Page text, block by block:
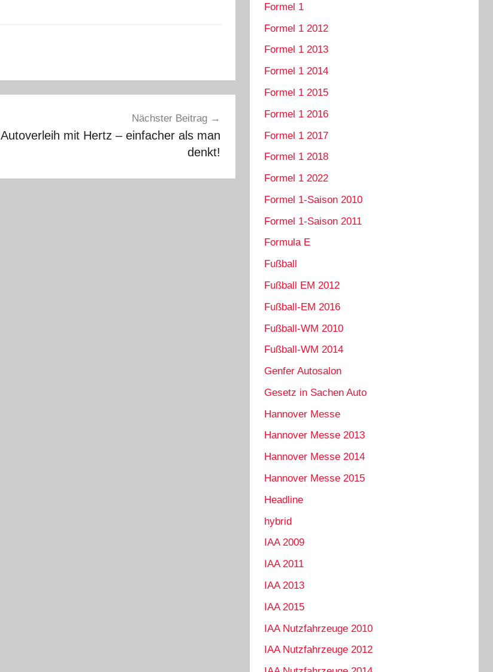
Nächster Beitrag
Autoverleih mit Hertz – einfacher als man
denkt!
Formel 1
Formel 1 2012
Formel 1 2013
Formel 1 2014
Formel 1 2015
Formel 1 2016
Formel 1 2017
Formel 1 2018
Formel 1 2022
Formel 1-Saison 2010
Formel 1-Saison 2011
Formula E
Fußball
Fußball EM 2012
Fußball-EM 2016
Fußball-WM 2010
Fußball-WM 2014
Genfer Autosalon
Gesetz in Sachen Auto
Hannover Messe
Hannover Messe 2013
Hannover Messe 2014
Hannover Messe 2015
Headline
hybrid
IAA 2009
IAA 2011
IAA 2013
IAA 2015
IAA Nutzfahrzeuge 2010
IAA Nutzfahrzeuge 2012